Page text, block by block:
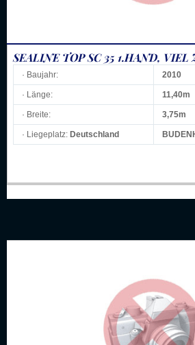
SEALINE TOP SC 35 1.HAND, VIEL
· Baujahr: 2010
· Länge: 11,40m
· Breite: 3,75m
· Liegeplatz: Deutschland